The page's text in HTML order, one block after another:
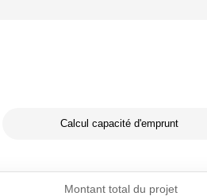
Calcul capacité d'emprunt